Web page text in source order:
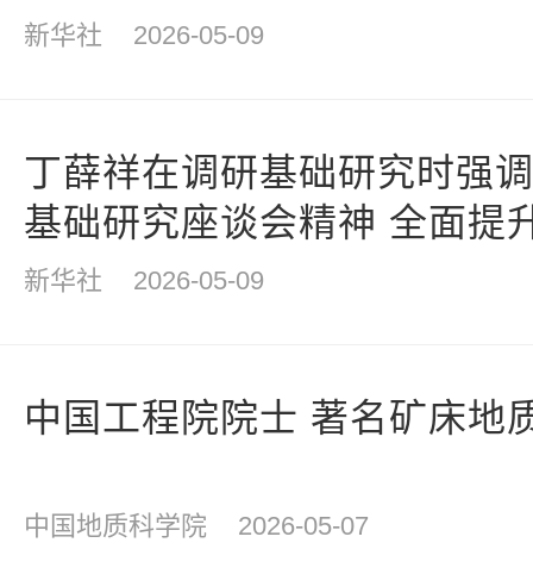
新华社 2026-05-09
丁薛祥在调研基础研究时强
基础研究座谈会精神 全面提
始创新能力
新华社 2026-05-09
中国工程院院士 著名矿床地
中国地质科学院 2026-05-07